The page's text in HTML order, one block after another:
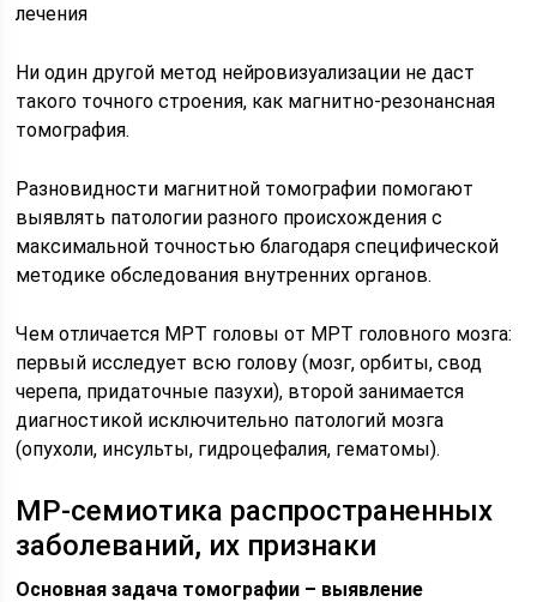
лечения
Ни один другой метод нейровизуализации не даст
такого точного строения, как магнитно-резонансная
томография.
Разновидности магнитной томографии помогают
выявлять патологии разного происхождения с
максимальной точностью благодаря специфической
методике обследования внутренних органов.
Чем отличается МРТ головы от МРТ головного мозга:
первый исследует всю голову (мозг, орбиты, свод
черепа, придаточные пазухи), второй занимается
диагностикой исключительно патологий мозга
(опухоли, инсульты, гидроцефалия, гематомы).
МР-семиотика распространенных
заболеваний, их признаки
Основная задача томографии – выявление